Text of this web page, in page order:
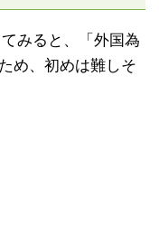
みると、「外国為
め、初めは難しそ